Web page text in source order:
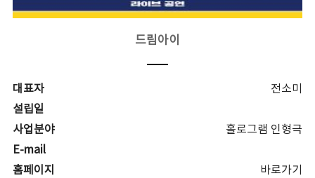
드림아이
대표자
전소미
설립일
사업분야
홀로그램 인형극
E-mail
홈페이지
바로가기